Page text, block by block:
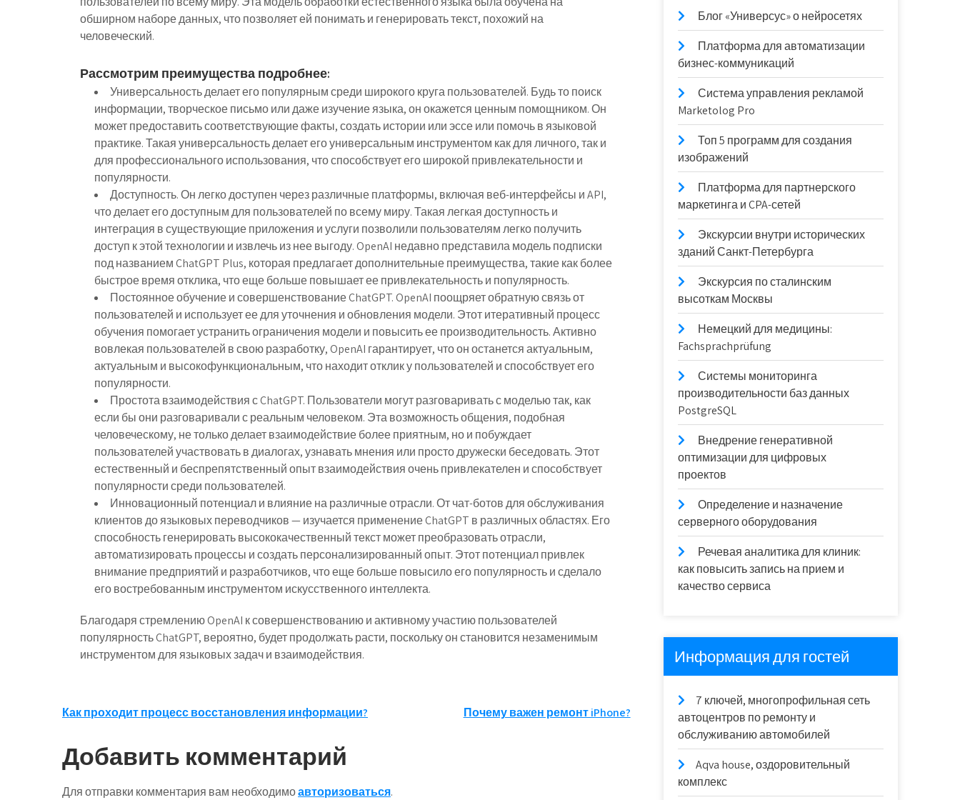
обширном наборе данных, что позволяет ей понимать и генерировать текст, похожий на
человеческий.
Рассмотрим преимущества подробнее:
Универсальность делает его популярным среди широкого круга пользователей. Будь то поиск
информации, творческое письмо или даже изучение языка, он окажется ценным помощником. Он
может предоставить соответствующие факты, создать истории или эссе или помочь в языковой
практике. Такая универсальность делает его универсальным инструментом как для личного, так и
для профессионального использования, что способствует его широкой привлекательности и
популярности.
Доступность.Он легко доступен через различные платформы, включая веб-интерфейсы и API,
что делает его доступным для пользователей по всему миру. Такая легкая доступность и
интеграция в существующие приложения и услуги позволили пользователям легко получить
доступ к этой технологии и извлечь из нее выгоду. OpenAI недавно представила модель подписки
под названием ChatGPT Plus, которая предлагает дополнительные преимущества, такие как более
быстрое время отклика, что еще больше повышает ее привлекательность и популярность.
Постоянное обучение и совершенствование ChatGPT.OpenAI поощряет обратную связь от
пользователей и использует ее для уточнения и обновления модели. Этот итеративный процесс
обучения помогает устранить ограничения модели и повысить ее производительность. Активно
вовлекая пользователей в свою разработку, OpenAI гарантирует, что он останется актуальным,
актуальным и высокофункциональным, что находит отклик у пользователей и способствует его
популярности.
Простота взаимодействия с ChatGPT. Пользователи могут разговаривать с моделью так, как
если бы они разговаривали с реальным человеком. Эта возможность общения, подобная
человеческому, не только делает взаимодействие более приятным, но и побуждает
пользователей участвовать в диалогах, узнавать мнения или просто дружески беседовать. Этот
естественный и беспрепятственный опыт взаимодействия очень привлекателен и способствует
популярности среди пользователей.
Инновационный потенциал и влияние на различные отрасли.От чат-ботов для обслуживания
клиентов до языковых переводчиков — изучается применение ChatGPT в различных областях. Его
способность генерировать высококачественный текст может преобразовать отрасли,
автоматизировать процессы и создать персонализированный опыт. Этот потенциал привлек
внимание предприятий и разработчиков, что еще больше повысило его популярность и сделало
его востребованным инструментом искусственного интеллекта.
Благодаря стремлению OpenAI к совершенствованию и активному участию пользователей
популярность ChatGPT, вероятно, будет продолжать расти, поскольку он становится незаменимым
инструментом для языковых задач и взаимодействия.
Навигация
по
записям
Как проходит процесс восстановления информации? Почему важен ремонт iPhone?
Добавить комментарий
Для отправки комментария вам необходимоавторизоваться.
Блог «Универсус» о нейросетях
Платформа для автоматизации
бизнес-коммуникаций
Система управления рекламой
Marketolog Pro
Топ 5 программ для создания
изображений
Платформа для партнерского
маркетинга и CPA-сетей
Экскурсии внутри исторических
зданий Санкт-Петербурга
Экскурсия по сталинским
высоткам Москвы
Немецкий для медицины:
Fachsprachprüfung
Системы мониторинга
производительности баз данных
PostgreSQL
Внедрение генеративной
оптимизации для цифровых
проектов
Определение и назначение
серверного оборудования
Речевая аналитика для клиник:
как повысить запись на прием и
качество сервиса
Информация для гостей
7 ключей, многопрофильная сеть
автоцентров по ремонту и
обслуживанию автомобилей
Aqva house, оздоровительный
комплекс